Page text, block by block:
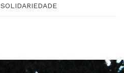
SOLIDARIEDADE